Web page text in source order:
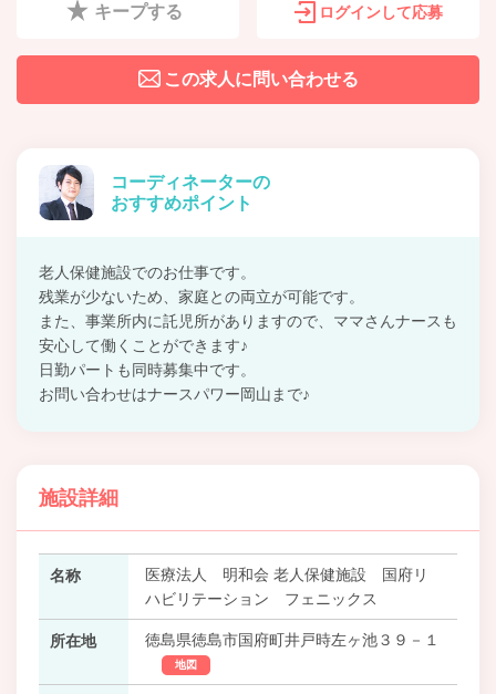
キープする ログインして応募
この求人に問い合わせる
コーディネーターの
おすすめポイント
老人保健施設でのお仕事です。
残業が少ないため、家庭との両立が可能です。
また、事業所内に託児所がありますので、ママさんナースも
安心して働くことができます♪
日勤パートも同時募集中です。
お問い合わせはナースパワー岡山まで♪
施設詳細
名称
医療法人 明和会 老人保健施設 国府リ
ハビリテーション フェニックス
所在地 徳島県徳島市国府町井戸時左ヶ池３９－１
地図